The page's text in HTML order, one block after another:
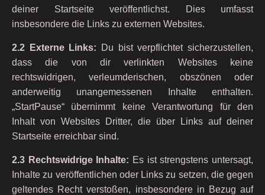
deiner Startseite veröffentlichst. Dies umfasst
insbesondere die Links zu externen Websites.
2.2 Externe Links: Du bist verpflichtet sicherzustellen,
dass die von dir verlinkten Websites keine
rechtswidrigen, verleumderischen, obszönen oder
anderweitig unangemessenen Inhalte enthalten.
„StartPause“ übernimmt keine Verantwortung für den
Inhalt von Websites Dritter, die über Links auf deiner
Startseite erreichbar sind.
2.3 Rechtswidrige Inhalte: Es ist strengstens untersagt,
Inhalte zu veröffentlichen oder Links zu setzen, die gegen
geltendes Recht verstoßen, insbesondere in Bezug auf